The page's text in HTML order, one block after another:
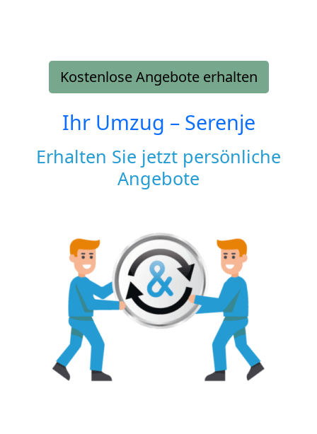
Kostenlose Angebote erhalten
Ihr Umzug – Serenje
Erhalten Sie jetzt persönliche
Angebote